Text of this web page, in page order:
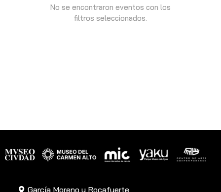
No se encontraron eventos con los
filtros seleccionados.
García Moreno y Rocafuerte